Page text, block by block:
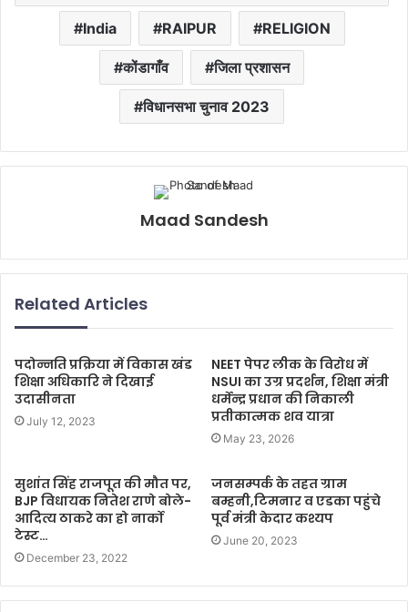
India RAIPUR RELIGION
कोंडागाँव जिला प्रशासन
विधानसभा चुनाव 2023
Maad Sandesh
Related Articles
पदोन्नति प्रक्रिया में विकास खंड
शिक्षा अधिकारि ने दिखाई
उदासीनता
July 12, 2023
NEET पेपर लीक के विरोध में
NSUI का उग्र प्रदर्शन, शिक्षा मंत्री
धर्मेन्द्र प्रधान की निकाली
प्रतीकात्मक शव यात्रा
May 23, 2026
सुशांत सिंह राजपूत की मौत पर,
BJP विधायक नितेश राणे बोले-
आदित्य ठाकरे का हो नार्को
टेस्ट…
December 23, 2022
जनसम्पर्क के तहत ग्राम
बम्हनी,टिमनार व एडका पहुंचे
पूर्व मंत्री केदार कश्यप
June 20, 2023